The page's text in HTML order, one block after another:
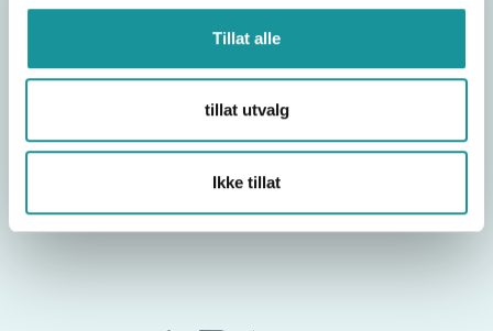
Tillat alle
tillat utvalg
Ikke tillat
Paraklatring er klatring for utøvere med
funksjonsnedsettelser. Utøverne konkurrerer i
ulike klasser basert på type og grad av
Les mer om paraklatring og vår satsing mot